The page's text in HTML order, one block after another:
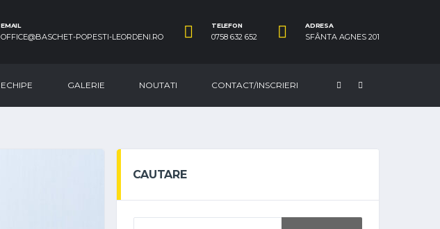
EMAIL
OFFICE@BASCHET-POPESTI-LEORDENI.RO
TELEFON
0758 632 652
ADRESA
SFÂNTA AGNES 201
ECHIPE GALERIE NOUTATI CONTACT/INSCRIERI
CAUTARE